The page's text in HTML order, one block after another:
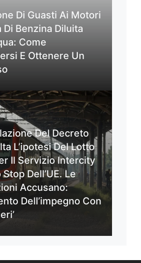
Di Guasti Ai Motori
Di Benzina Diluita
Come
E Ottenere Un
Del Decreto
L’ipotesi Del Lotto
Il Servizio Intercity
Dell’UE. Le
Accusano:
Dell’impegno Con